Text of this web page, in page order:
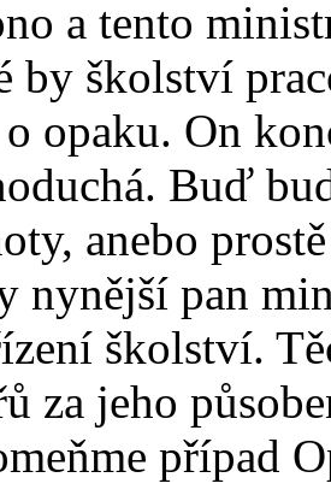
a tento
by školství
opaku. On
Buď
anebo
nynější pan
školství.
za jeho
případ